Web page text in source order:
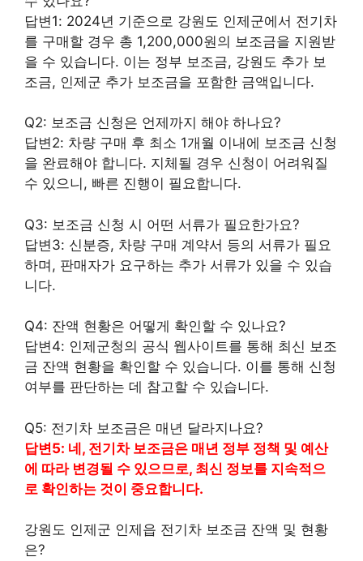
답변1: 2024년 기준으로 강원도 인제군에서 전기차
를 구매할 경우 총 1,200,000원의 보조금을 지원받
을 수 있습니다. 이는 정부 보조금, 강원도 추가 보
조금, 인제군 추가 보조금을 포함한 금액입니다.
Q2: 보조금 신청은 언제까지 해야 하나요?
답변2: 차량 구매 후 최소 1개월 이내에 보조금 신청
을 완료해야 합니다. 지체될 경우 신청이 어려워질
수 있으니, 빠른 진행이 필요합니다.
Q3: 보조금 신청 시 어떤 서류가 필요한가요?
답변3: 신분증, 차량 구매 계약서 등의 서류가 필요
하며, 판매자가 요구하는 추가 서류가 있을 수 있습
니다.
Q4: 잔액 현황은 어떻게 확인할 수 있나요?
답변4: 인제군청의 공식 웹사이트를 통해 최신 보조
금 잔액 현황을 확인할 수 있습니다. 이를 통해 신청
여부를 판단하는 데 참고할 수 있습니다.
Q5: 전기차 보조금은 매년 달라지나요?
답변5: 네, 전기차 보조금은 매년 정부 정책 및 예산
에 따라 변경될 수 있으므로, 최신 정보를 지속적으
로 확인하는 것이 중요합니다.
강원도 인제군 인제읍 전기차 보조금 잔액 및 현황
은?